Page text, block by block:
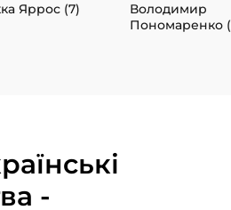
Яррос (7)
Володимир
Пономаренко
-